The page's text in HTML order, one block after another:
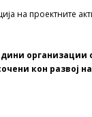
на проектните
организации
кон развој